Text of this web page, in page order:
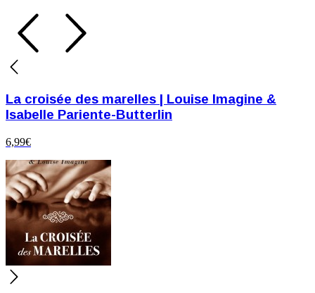
La croisée des marelles | Louise Imagine &
Isabelle Pariente-Butterlin
6,99€